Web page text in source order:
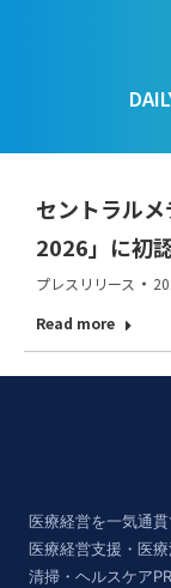
セントラル
2026」に初
プレスリリース
Read more
医療経営を一気通貫
医療経営支援・医
清掃・ヘルスケア